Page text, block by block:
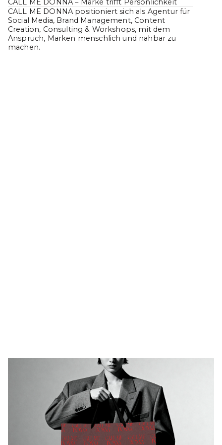
CALL ME DONNA – Marke trifft Persönlichkeit
CALL ME DONNA positioniert sich als Agentur für
Social Media, Brand Management, Content
Creation, Consulting & Workshops, mit dem
Anspruch, Marken menschlich und nahbar zu
machen.